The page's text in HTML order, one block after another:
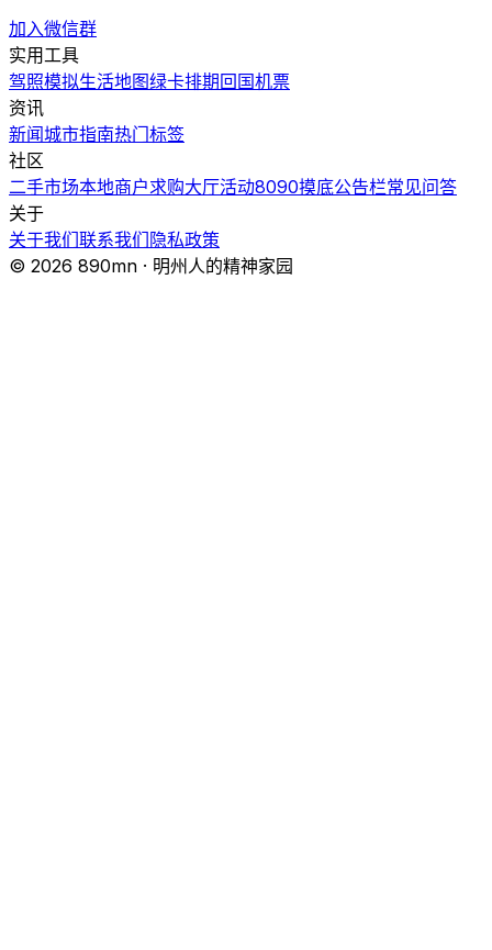
加入微信群
实用工具
驾照模拟生活地图绿卡排期回国机票
资讯
新闻城市指南热门标签
社区
二手市场本地商户求购大厅活动8090摸底公告栏常见问答
关于
关于我们联系我们隐私政策
© 2026 890mn · 明州人的精神家园